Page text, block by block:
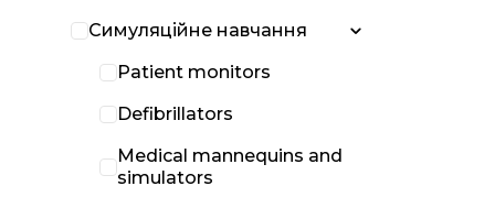
Симуляційне навчання
Patient monitors
Defibrillators
Medical mannequins and
simulators